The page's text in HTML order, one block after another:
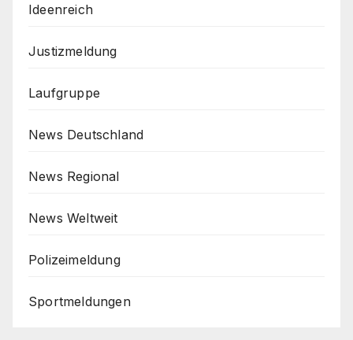
Ideenreich
Justizmeldung
Laufgruppe
News Deutschland
News Regional
News Weltweit
Polizeimeldung
Sportmeldungen